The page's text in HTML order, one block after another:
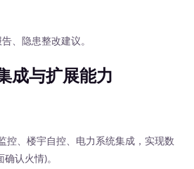
隐患整改建议。
成与扩展能力
、楼宇自控、电力系统集成，实现数
认火情)。